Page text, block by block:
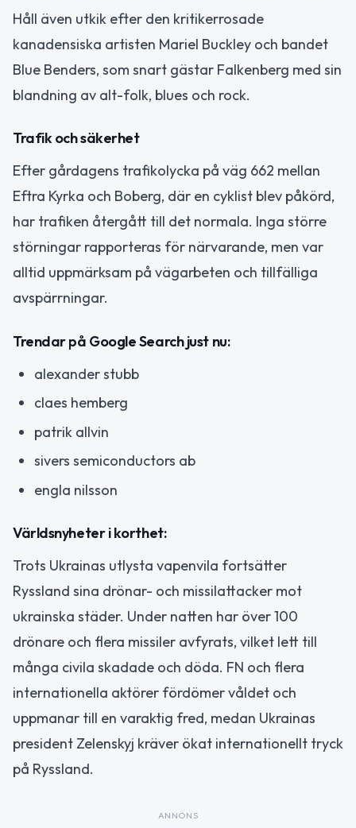
Håll även utkik efter den kritikerrosade
kanadensiska artisten Mariel Buckley och bandet
Blue Benders, som snart gästar Falkenberg med sin
blandning av alt-folk, blues och rock.
Trafik och säkerhet
Efter gårdagens trafikolycka på väg 662 mellan
Eftra Kyrka och Boberg, där en cyklist blev påkörd,
har trafiken återgått till det normala. Inga större
störningar rapporteras för närvarande, men var
alltid uppmärksam på vägarbeten och tillfälliga
avspärrningar.
Trendar på Google Search just nu:
alexander stubb
claes hemberg
patrik allvin
sivers semiconductors ab
engla nilsson
Världsnyheter i korthet:
Trots Ukrainas utlysta vapenvila fortsätter
Ryssland sina drönar- och missilattacker mot
ukrainska städer. Under natten har över 100
drönare och flera missiler avfyrats, vilket lett till
många civila skadade och döda. FN och flera
internationella aktörer fördömer våldet och
uppmanar till en varaktig fred, medan Ukrainas
president Zelenskyj kräver ökat internationellt tryck
på Ryssland.
ANNONS